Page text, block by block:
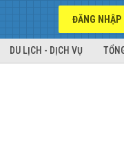
ĐĂNG NHẬP
DU LỊCH - DỊCH VỤ